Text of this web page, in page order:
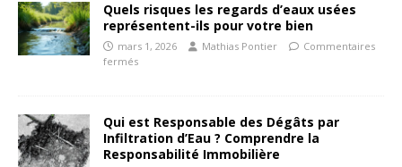
Quels risques les regards d’eaux usées
représentent-ils pour votre bien
mars 1, 2026 Mathias Pontier
Commentaires
fermés
Qui est Responsable des Dégâts par
Infiltration d’Eau ? Comprendre la
Responsabilité Immobilière